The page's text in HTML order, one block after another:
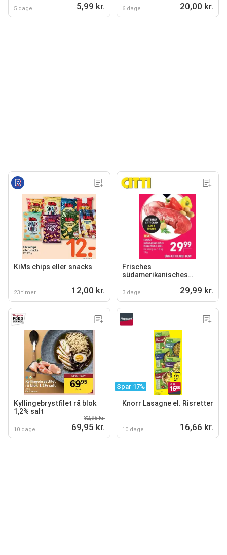
5 dage 5,99 kr. 6 dage 20,00 kr.
KiMs chips eller snacks
23 timer 12,00 kr.
Frisches
südamerikanisches
3 dage 29,99 kr.
Kyllingebrystfilet rå blok
1,2% salt
10 dage
82,95 kr.
69,95 kr.
Spar 17%
Knorr Lasagne el. Risretter
10 dage 16,66 kr.